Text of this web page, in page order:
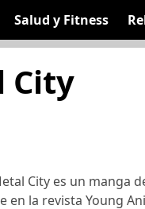
Salud y Fitness
City
City es un manga
en la revista Young